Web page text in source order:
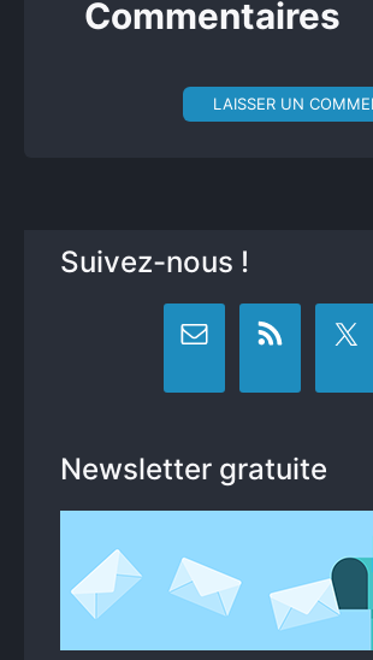
Commentaires
LAISSER UN
Suivez-nous !
Newsletter gratuite